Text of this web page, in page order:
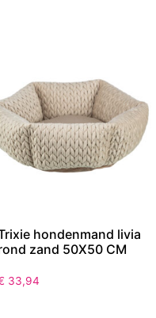
hondenmand livia
zand 50X50 CM
33,94